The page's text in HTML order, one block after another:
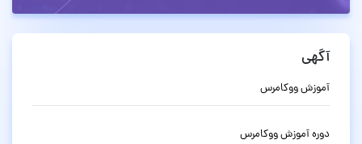
آگهی
آموزش ووکامرس
دوره آموزش ووکامرس